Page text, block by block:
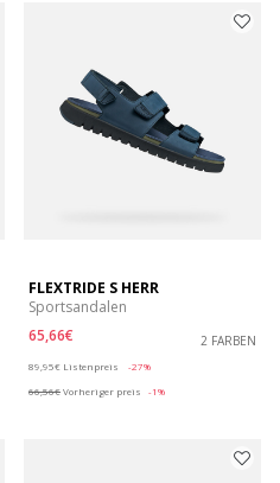
FLEXTRIDE S HERR
Sportsandalen
65,66€
2 FARBEN
89,95€ Listenpreis
-27%
66,56€Vorheriger preis -1%